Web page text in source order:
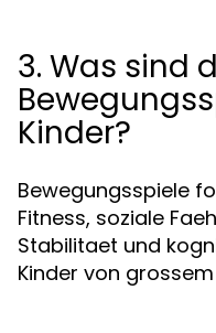
3. Was sind
Kinder?
Bewegungsspiele
Fitness, soziale
Stabilitaet und
Kinder von